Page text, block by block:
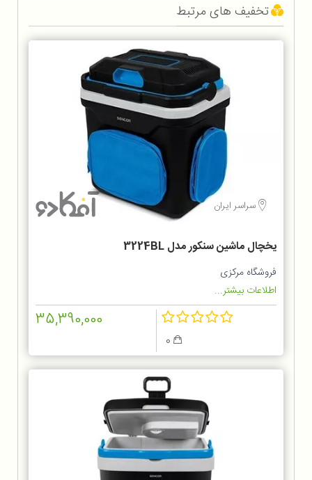
تخفیف های مرتبط
سراسر ایران
یخچال ماشین سنکور مدل 3224BL
فروشگاه مرکزی
اطلاعات بیشتر...
35,390,000